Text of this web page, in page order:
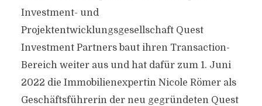
Investment- und
Projektentwicklungsgesellschaft Quest
Investment Partners baut ihren Transaction-
Bereich weiter aus und hat dafür zum 1. Juni
2022 die Immobilienexpertin Nicole Römer als
Geschäftsführerin der neu gegründeten Quest